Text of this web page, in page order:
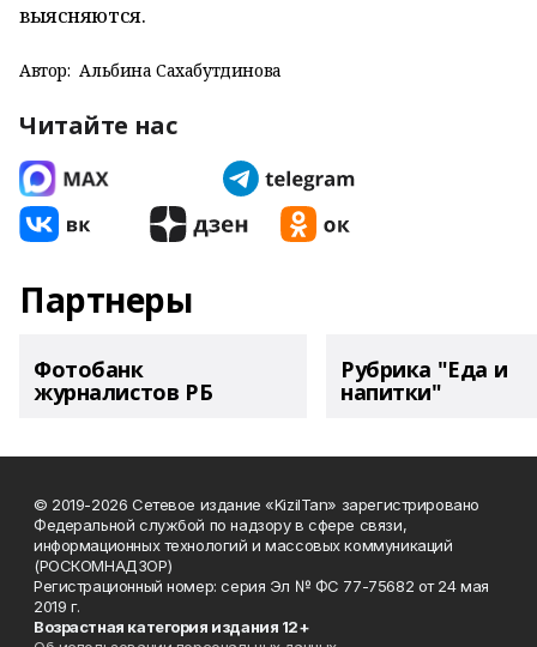
выясняются.
Автор: Альбина Сахабутдинова
Читайте нас
Партнеры
Фотобанк
журналистов РБ
Рубрика "Еда и
напитки"
© 2019-2026 Сетевое издание «KizilTan» зарегистрировано
Федеральной службой по надзору в сфере связи,
информационных технологий и массовых коммуникаций
(РОСКОМНАДЗОР)
Регистрационный номер: серия Эл № ФС 77-75682 от 24 мая
2019 г.
Возрастная категория издания 12+